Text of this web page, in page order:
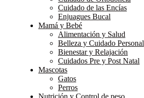
Cuidado de las Encías
Enjuagues Bucal
Mamá y Bebé
Alimentación y Salud
Belleza y Cuidado Personal
Bienestar y Relajación
Cuidados Pre y Post Natal
Mascotas
Gatos
Perros
Nutrición y Control de peso